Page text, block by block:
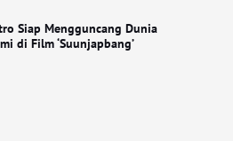
Siap Mengguncang Dunia
di Film ‘Suunjapbang’